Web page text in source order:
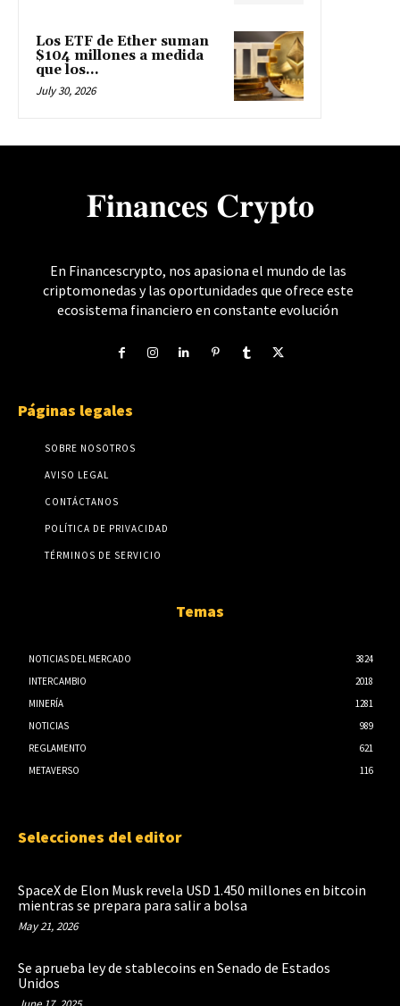
Los ETF de Ether suman
$104 millones a medida
que los...
July 30, 2026
𝐅𝐢𝐧𝐚𝐧𝐜𝐞𝐬 𝐂𝐫𝐲𝐩𝐭𝐨
En Financescrypto, nos apasiona el mundo de las
criptomonedas y las oportunidades que ofrece este
ecosistema financiero en constante evolución
Páginas legales
SOBRE NOSOTROS
AVISO LEGAL
CONTÁCTANOS
POLÍTICA DE PRIVACIDAD
TÉRMINOS DE SERVICIO
Temas
NOTICIAS DEL MERCADO
3824
INTERCAMBIO
2018
MINERÍA
1281
NOTICIAS
989
REGLAMENTO
621
METAVERSO
116
Selecciones del editor
SpaceX de Elon Musk revela USD 1.450 millones en bitcoin
mientras se prepara para salir a bolsa
May 21, 2026
Se aprueba ley de stablecoins en Senado de Estados
Unidos